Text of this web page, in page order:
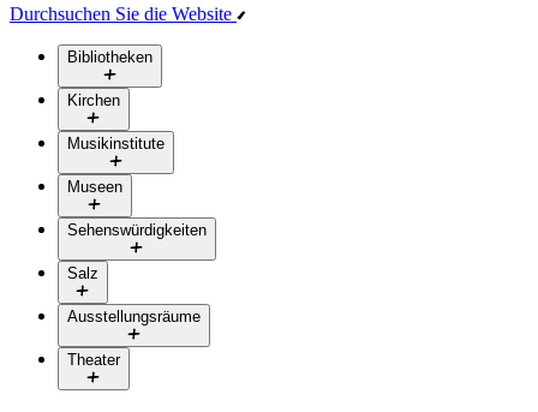
Durchsuchen Sie die Website
Bibliotheken
Kirchen
Musikinstitute
Museen
Sehenswürdigkeiten
Salz
Ausstellungsräume
Theater